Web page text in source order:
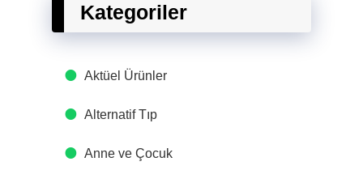
Kategoriler
Aktüel Ürünler
Alternatif Tıp
Anne ve Çocuk